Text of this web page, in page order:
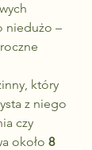
niedużo –
który
z niego
czy
około 8